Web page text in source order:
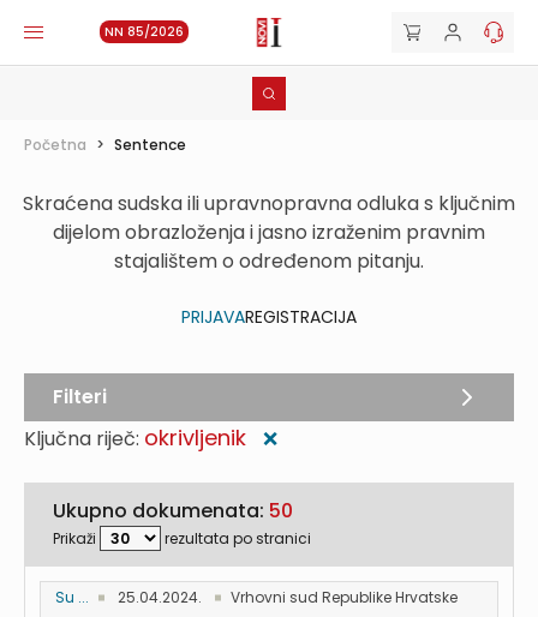
NN 85/2026
Početna > Sentence
Skraćena sudska ili upravnopravna odluka s ključnim
dijelom obrazloženja i jasno izraženim pravnim
stajalištem o određenom pitanju.
PRIJAVAREGISTRACIJA
Ključna riječ: okrivljenik ❌
Ukupno dokumenata: 50
Prikaži rezultata po stranici
Su ... 25.04.2024. Vrhovni sud Republike Hrvatske
Filteri